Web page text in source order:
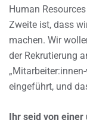
Human
Zweite ist, dass
machen. Wir
der Rekrutierung
eingeführt, und
Ihr seid von einer